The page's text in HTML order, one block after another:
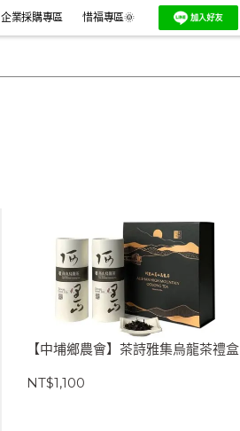
企業採購專區 惜福專區🌞
【中埔鄉農會】茶詩雅集烏龍茶禮盒
NT$1,100